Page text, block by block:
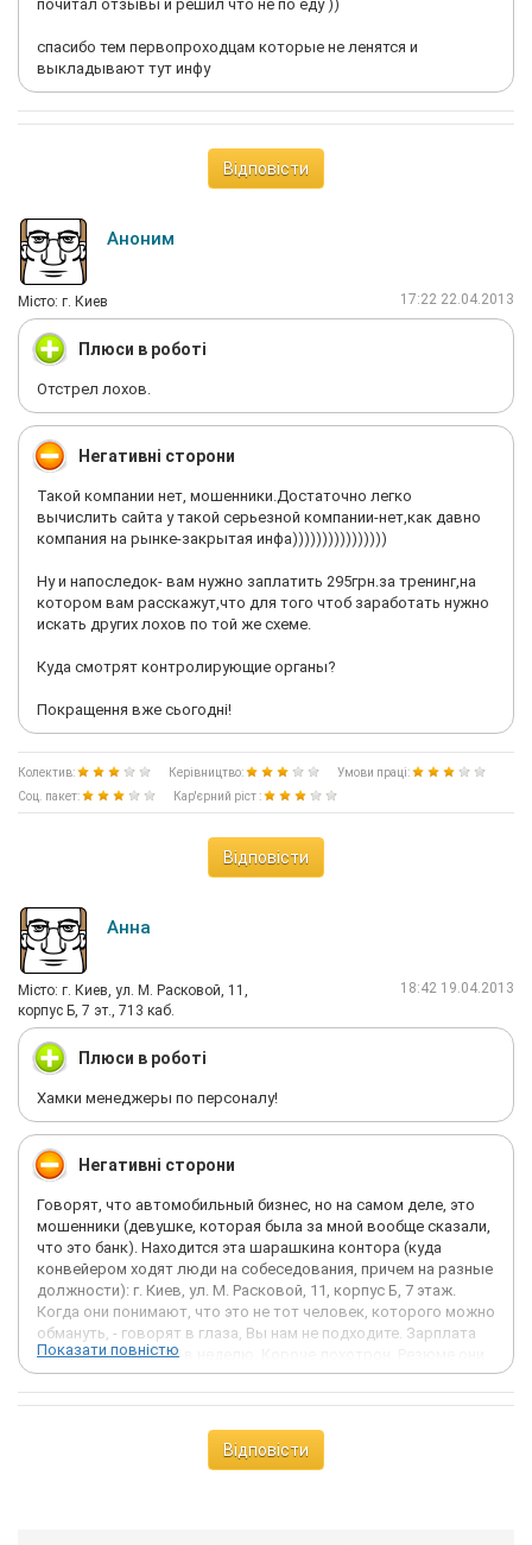
почитал отзывы и решил что не по еду ))
спасибо тем первопроходцам которые не ленятся и
выкладывают тут инфу
Відповісти
Аноним
Мiсто: г. Киев 17:22 22.04.2013
Плюси в роботі
Отстрел лохов.
Негативні сторони
Такой компании нет, мошенники.Достаточно легко
вычислить сайта у такой серьезной компании-нет,как давно
компания на рынке-закрытая инфа))))))))))))))))
Ну и напоследок- вам нужно заплатить 295грн.за тренинг,на
котором вам расскажут,что для того чтоб заработать нужно
искать других лохов по той же схеме.
Куда смотрят контролирующие органы?
Покращення вже сьогодні!
Колектив: Керівництво:
Умови праці:
Соц. пакет:
Кар'єрний ріст :
Відповісти
Анна
Мiсто: г. Киев, ул. М. Расковой, 11,
корпус Б, 7 эт., 713 каб.
18:42 19.04.2013
Плюси в роботі
Хамки менеджеры по персоналу!
Негативні сторони
Говорят, что автомобильный бизнес, но на самом деле, это
мошенники (девушке, которая была за мной вообще сказали,
что это банк). Находится эта шарашкина контора (куда
конвейером ходят люди на собеседования, причем на разные
должности): г. Киев, ул. М. Расковой, 11, корпус Б, 7 этаж.
Когда они понимают, что это не тот человек, которого можно
обмануть, - говорят в глаза, Вы нам не подходите. Зарплата
от выработки, 1500 в неделю. Короче лохотрон. Резюме они
не читают вообще, дают всем заполнять анкетки. Такая же
шарашкина контора есть на Контрактовой, совсем рядом с
мороз падает, мол ничего не знает. Один молодой человек,
который кофе продает на входе в самом здании первого
Показати повністю
Відповісти